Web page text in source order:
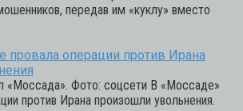
передав им «куклу» вместо
провала операции против Ирана
«Моссада». Фото: соцсети В «Моссаде»
против Ирана произошли увольнения.